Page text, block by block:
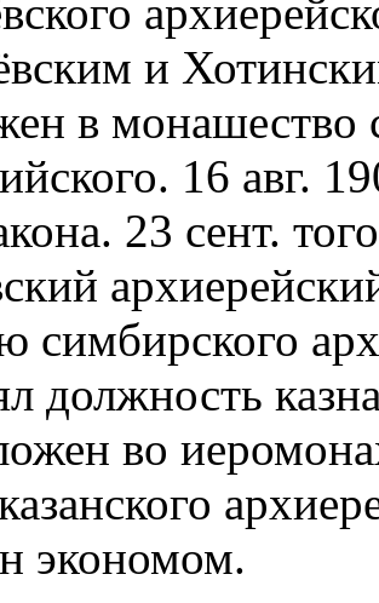
и
в монашество
16 авг.
23 сент.
симбирского
должность
во
экономом.